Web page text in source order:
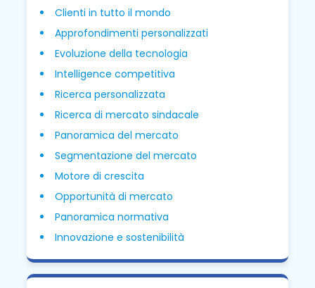
Clienti in tutto il mondo
Approfondimenti personalizzati
Evoluzione della tecnologia
Intelligence competitiva
Ricerca personalizzata
Ricerca di mercato sindacale
Panoramica del mercato
Segmentazione del mercato
Motore di crescita
Opportunità di mercato
Panoramica normativa
Innovazione e sostenibilità